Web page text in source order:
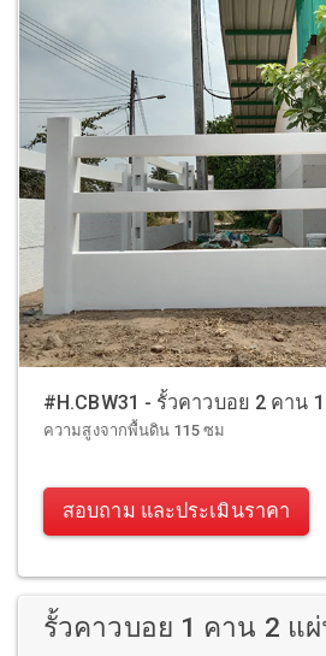
#H.CBW31 - รั้วคาวบอย 2 คาน
ความสูงจากพื้นดิน 115 ซม
สอบถาม และประเมินราคา
รั้วคาวบอย 1 คาน 2 แ